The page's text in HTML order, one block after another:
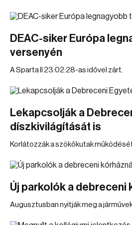
DEAC-siker Európa
versenyén
A Sparta II 23:02:28-as idővel zárt.
Lekapcsolják a
díszkivilágítását is
Korlátozzák a szökőkutak
Új parkolók a debreceni
Augusztusban nyitják meg a